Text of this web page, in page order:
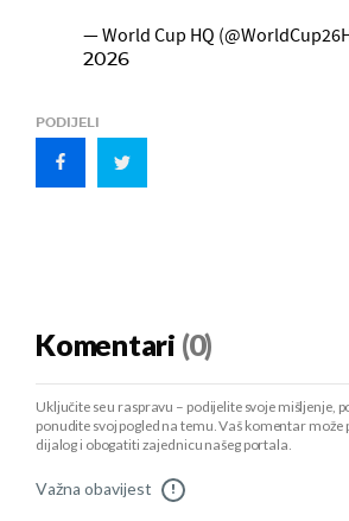
— World Cup HQ
2026
PODIJELI
Komentari (0)
Uključite se u raspravu – podijelite svoje mišljenje,
ponudite svoj pogled na temu. Vaš komentar
dijalog i obogatiti zajednicu našeg portala.
Važna obavijest !